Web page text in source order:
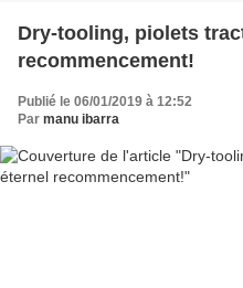
Dry-tooling, piolets
recommencement!
Publié le 06/01/2019 à 12:52
Par manu ibarra